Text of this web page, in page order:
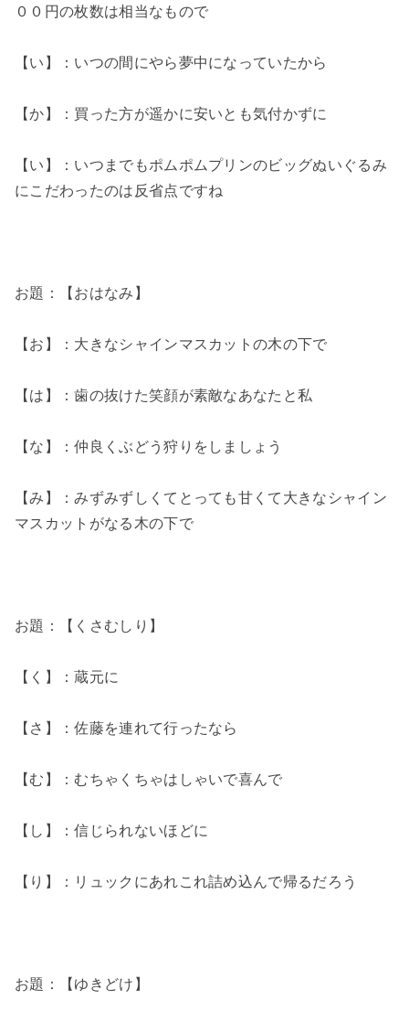
００円の枚数は相当なもので
【い】：いつの間にやら夢中になっていたから
【か】：買った方が遥かに安いとも気付かずに
【い】：いつまでもポムポムプリンのビッグぬいぐるみ
にこだわったのは反省点ですね
お題：【おはなみ】
【お】：大きなシャインマスカットの木の下で
【は】：歯の抜けた笑顔が素敵なあなたと私
【な】：仲良くぶどう狩りをしましょう
【み】：みずみずしくてとっても甘くて大きなシャイン
マスカットがなる木の下で
お題：【くさむしり】
【く】：蔵元に
【さ】：佐藤を連れて行ったなら
【む】：むちゃくちゃはしゃいで喜んで
【し】：信じられないほどに
【り】：リュックにあれこれ詰め込んで帰るだろう
お題：【ゆきどけ】